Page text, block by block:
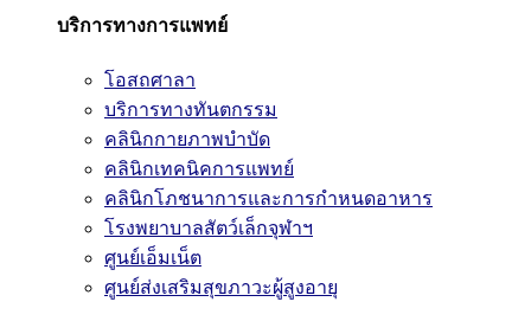
บริการทางการแพทย์
โอสถศาลา
บริการทางทันตกรรม
คลินิกกายภาพบำบัด
คลินิกเทคนิคการแพทย์
คลินิกโภชนาการและการกำหนดอาหาร
โรงพยาบาลสัตว์เล็กจุฬาฯ
ศูนย์เอ็มเน็ต
ศูนย์ส่งเสริมสุขภาวะผู้สูงอายุ